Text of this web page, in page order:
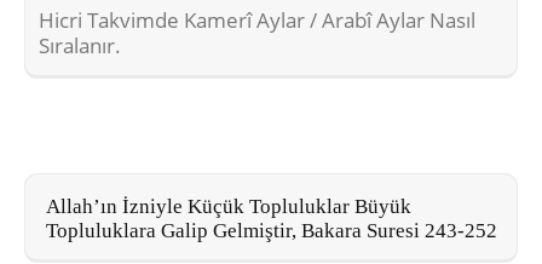
Hicri Takvimde Kamerî Aylar / Arabî Aylar Nasıl
Sıralanır.
Allah’ın İzniyle Küçük Topluluklar Büyük
Topluluklara Galip Gelmiştir, Bakara Suresi 243-252